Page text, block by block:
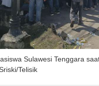
Sulawesi Tenggara
Telisik